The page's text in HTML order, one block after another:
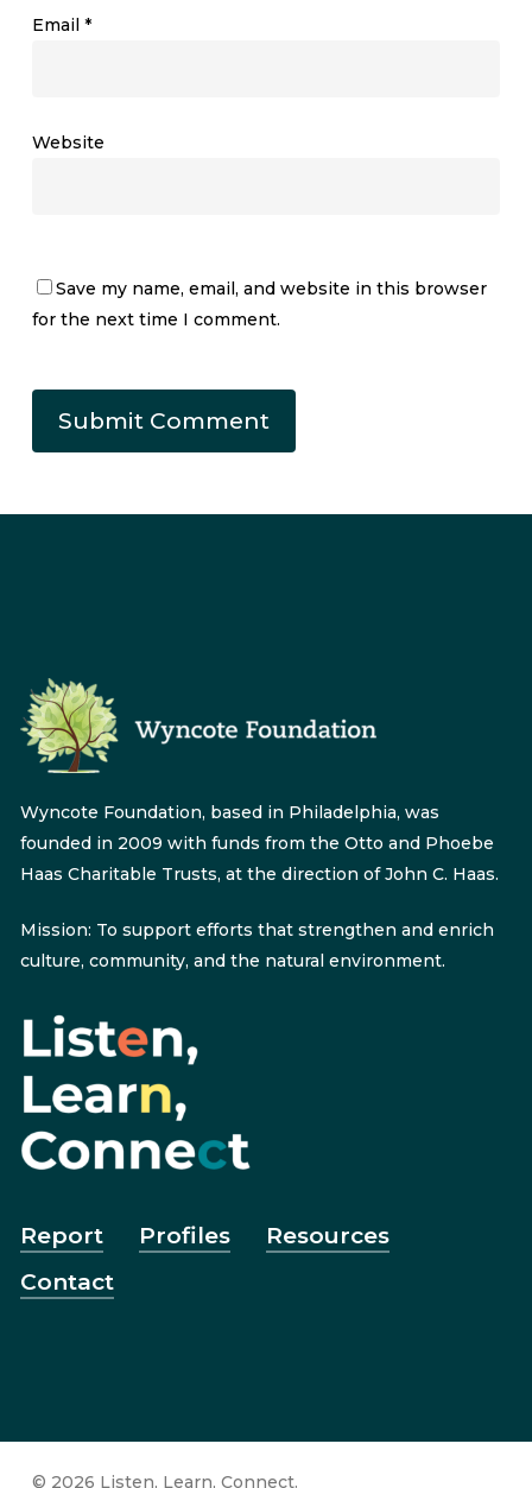
Email *
Website
Save my name, email, and website in this browser
for the next time I comment.
Wyncote Foundation, based in Philadelphia, was
founded in 2009 with funds from the Otto and Phoebe
Haas Charitable Trusts, at the direction of John C. Haas.
Mission: To support efforts that strengthen and enrich
culture, community, and the natural environment.
Report Profiles
Resources
Contact
© 2026 Listen, Learn, Connect.